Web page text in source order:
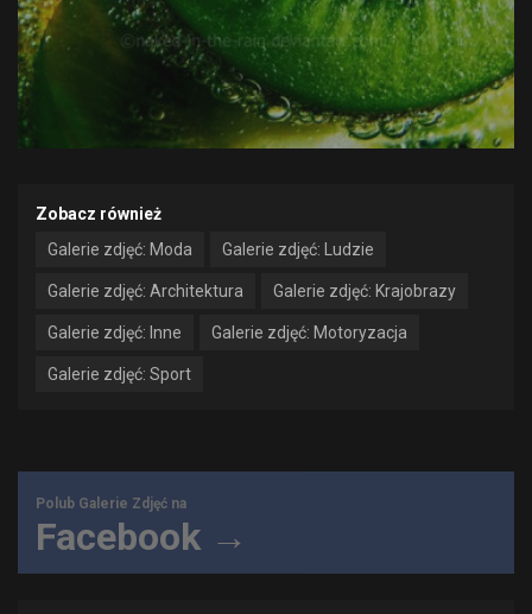
Zobacz również
Galerie zdjęć: Moda
Galerie zdjęć: Ludzie
Galerie zdjęć: Architektura Galerie zdjęć: Krajobrazy
Galerie zdjęć: Inne Galerie zdjęć: Motoryzacja
Galerie zdjęć: Sport
Polub Galerie Zdjęć na
Facebook →